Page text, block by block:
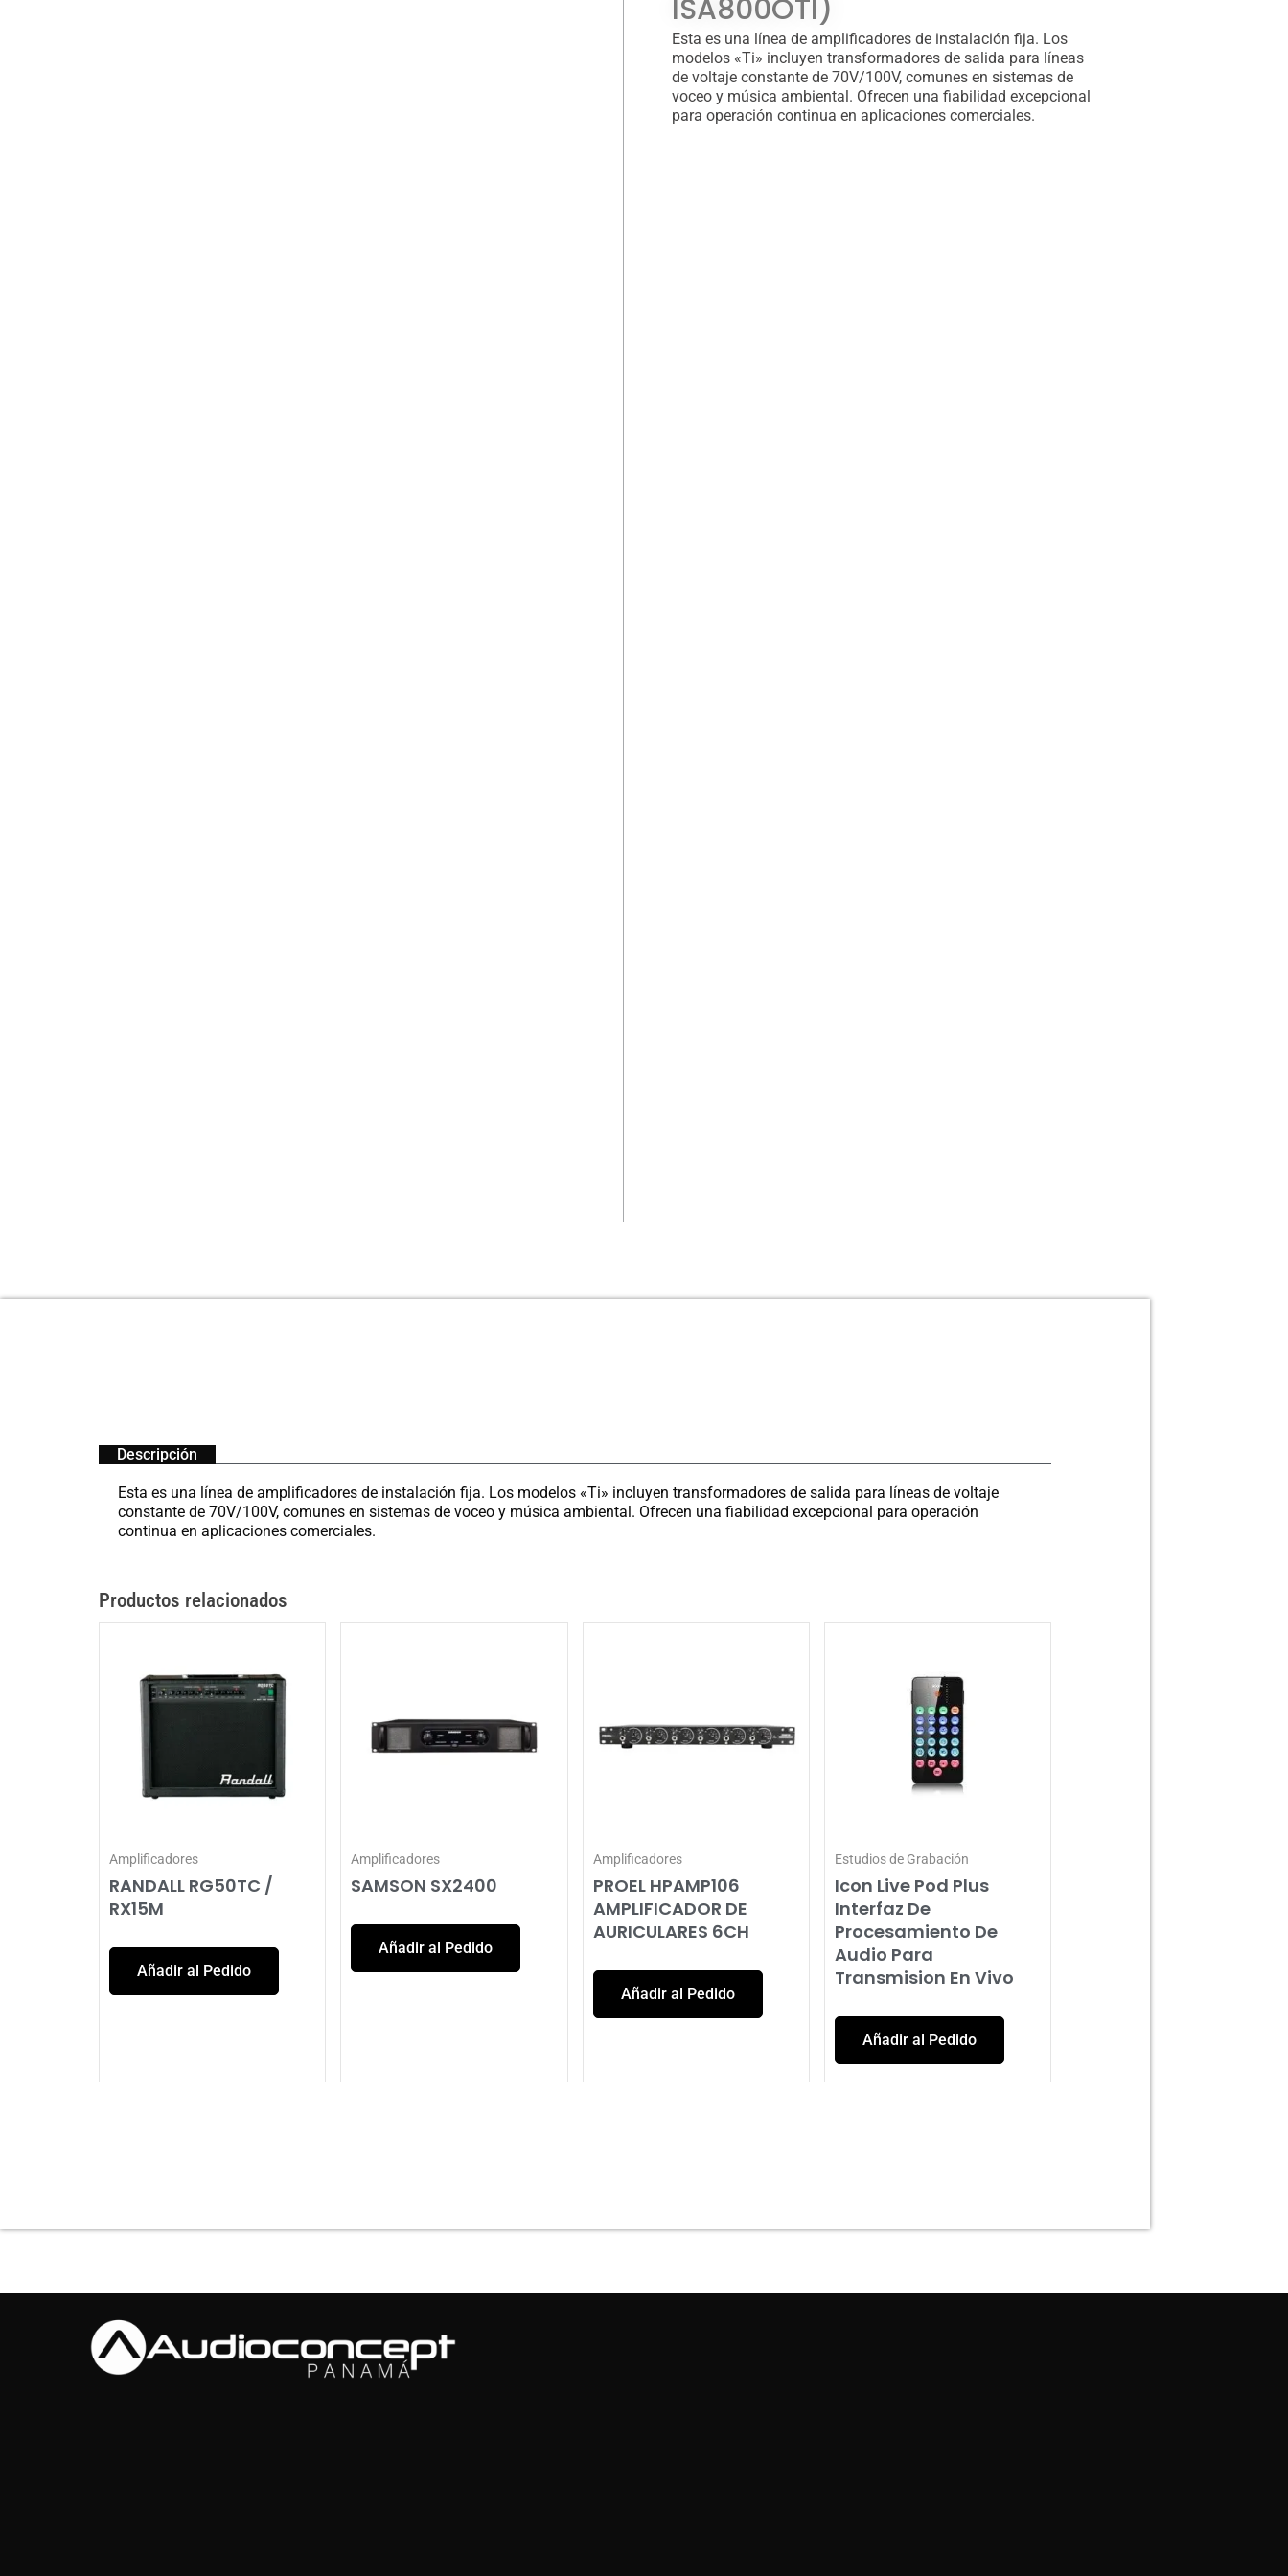
ISA800OTI)
Esta es una línea de amplificadores de instalación fija. Los
modelos «Ti» incluyen transformadores de salida para líneas
de voltaje constante de 70V/100V, comunes en sistemas de
voceo y música ambiental. Ofrecen una fiabilidad excepcional
para operación continua en aplicaciones comerciales.
Descripción
Esta es una línea de amplificadores de instalación fija. Los modelos «Ti» incluyen transformadores de salida para líneas de voltaje
constante de 70V/100V, comunes en sistemas de voceo y música ambiental. Ofrecen una fiabilidad excepcional para operación
continua en aplicaciones comerciales.
Productos relacionados
Amplificadores
RANDALL RG50TC /
RX15M
Añadir al Pedido
Amplificadores
SAMSON SX2400
Añadir al Pedido
Amplificadores
PROEL HPAMP106
AMPLIFICADOR DE
AURICULARES 6CH
Añadir al Pedido
Estudios de Grabación
Icon Live Pod Plus
Interfaz De
Procesamiento De
Audio Para
Transmision En Vivo
Añadir al Pedido